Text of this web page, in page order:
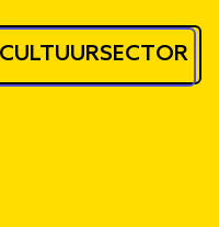
CULTUURSECTOR